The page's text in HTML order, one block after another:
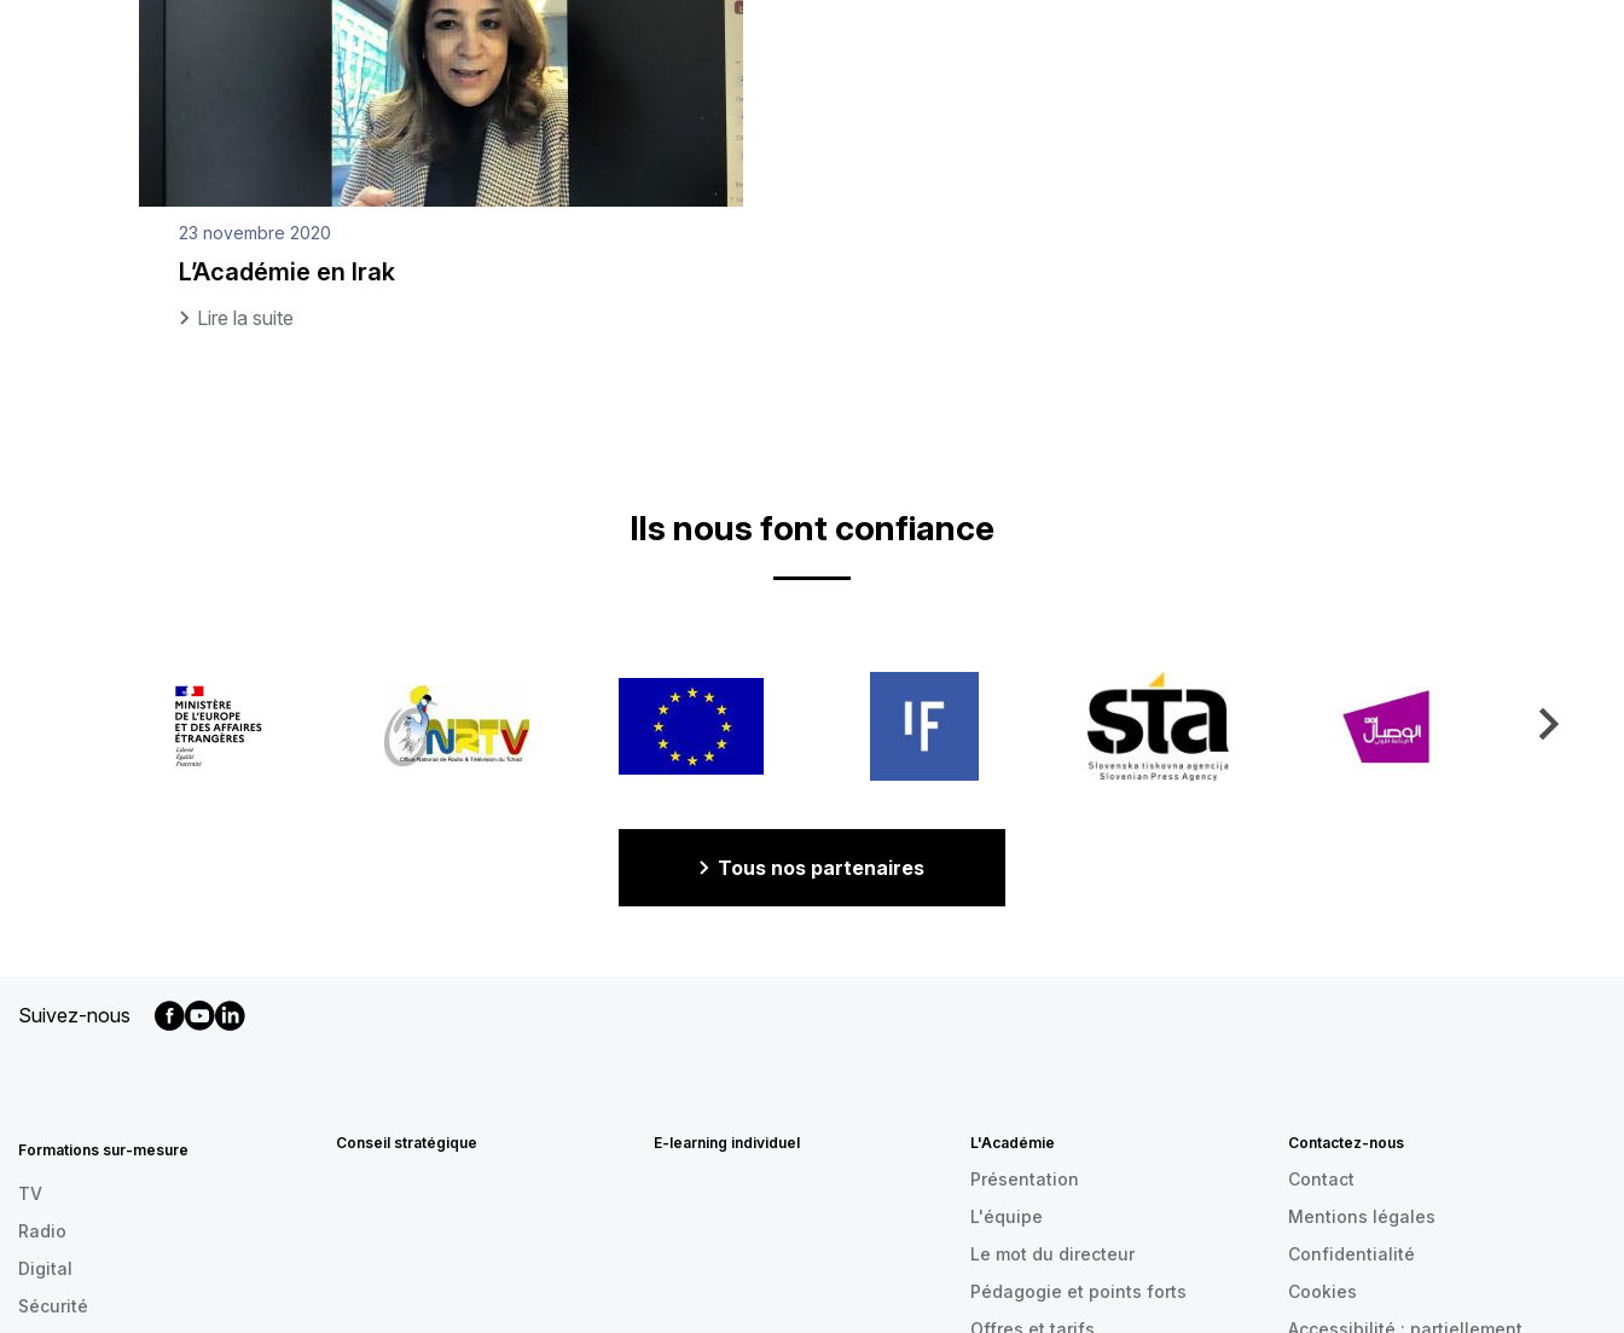
23 novembre 2020
L’Académie en Irak
Lire la suite
Ils nous font confiance
Tous nos partenaires
Suivez-nous
FR
Formations sur-mesure
TV
Radio
Digital
Sécurité
Conseil stratégique E-learning individuel L'Académie
Présentation
L'équipe
Le mot du directeur
Pédagogie et points forts
Offres et tarifs
Contactez-nous
Contact
Mentions légales
Confidentialité
Cookies
Accessibilité : partiellement